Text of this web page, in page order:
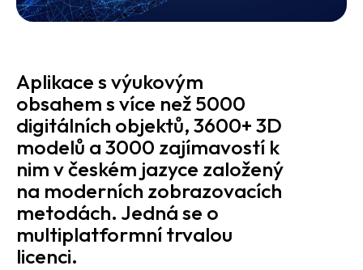
Aplikace s výukovým
obsahem s více než 5000
digitálních objektů, 3600+ 3D
modelů a 3000 zajímavostí k
nim v českém jazyce založený
na moderních zobrazovacích
metodách. Jedná se o
multiplatformní trvalou
licenci.